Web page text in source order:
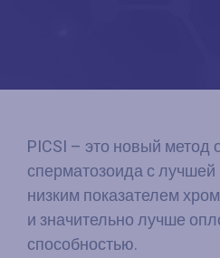
PICSI – это новый метод
сперматозоида с
низким показателем
и значительно лучше
способностью.